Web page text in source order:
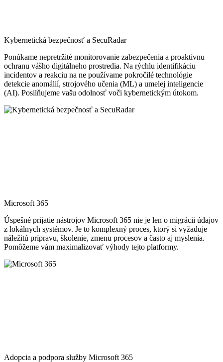
Kybernetická bezpečnosť a SecuRadar
Ponúkame nepretržité monitorovanie zabezpečenia a proaktívnu
ochranu vášho digitálneho prostredia. Na rýchlu identifikáciu
incidentov a reakciu na ne používame pokročilé technológie
detekcie anomálií, strojového učenia (ML) a umelej inteligencie
(AI). Posilňujeme vašu odolnosť voči kybernetickým útokom.
Microsoft 365
Úspešné prijatie nástrojov Microsoft 365 nie je len o migrácii údajov
z lokálnych systémov. Je to komplexný proces, ktorý si vyžaduje
náležitú prípravu, školenie, zmenu procesov a často aj myslenia.
Pomôžeme vám maximalizovať výhody tejto platformy.
Adopcia a podpora služby Microsoft 365